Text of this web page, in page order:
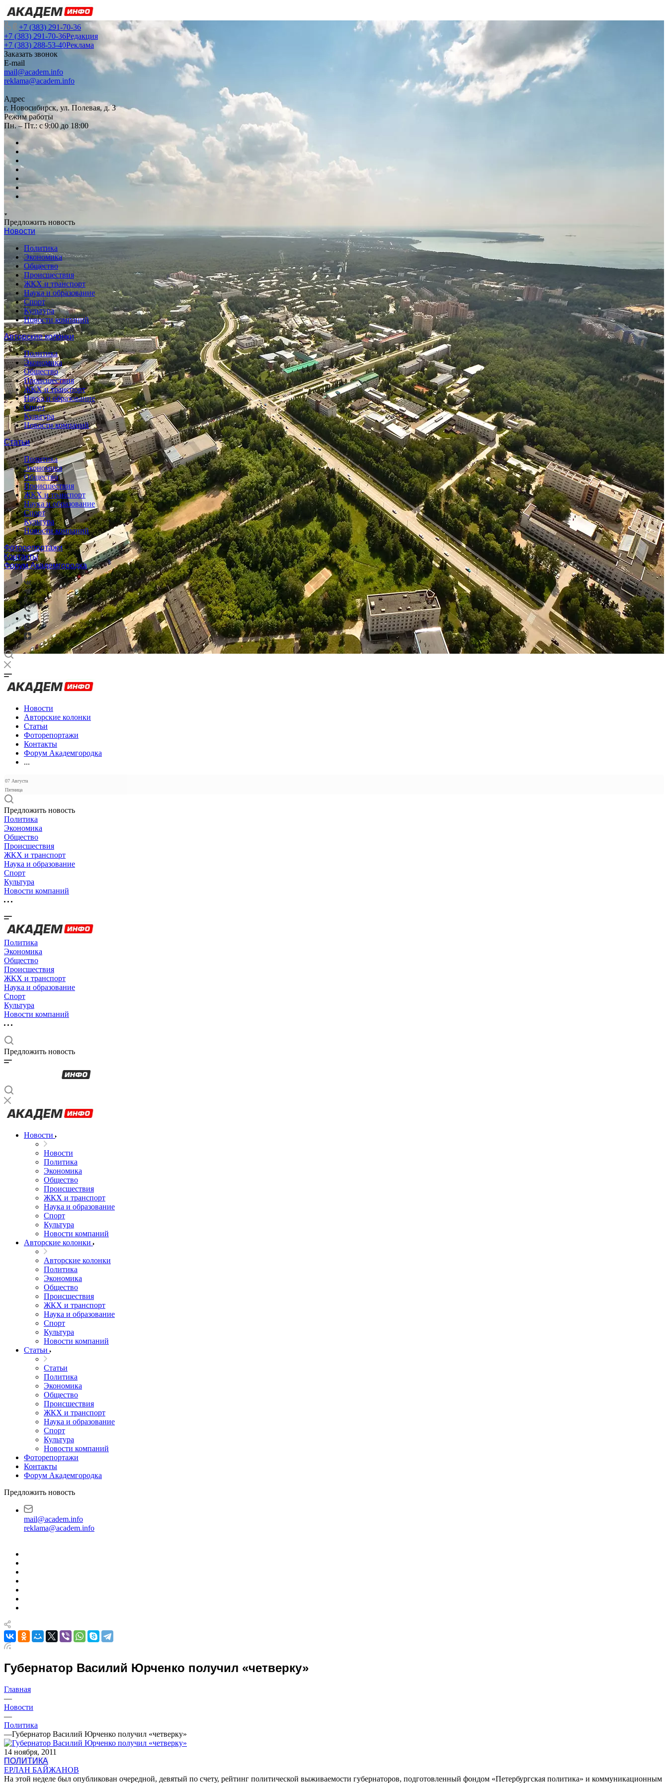
+7 (383) 291-70-36
+7 (383) 291-70-36Редакция
+7 (383) 288-53-40Реклама
Заказать звонок
E-mail
mail@academ.info
reklama@academ.info
Адрес
г. Новосибирск, ул. Полевая, д. 3
Режим работы
Пн. – Пт.: с 9:00 до 18:00
Предложить новость
Новости
Политика
Экономика
Общество
Происшествия
ЖКХ и транспорт
Наука и образование
Спорт
Культура
Новости компаний
Авторские колонки
Политика
Экономика
Общество
Происшествия
ЖКХ и транспорт
Наука и образование
Спорт
Культура
Новости компаний
Статьи
Политика
Экономика
Общество
Происшествия
ЖКХ и транспорт
Наука и образование
Спорт
Культура
Новости компаний
Фоторепортажи
Контакты
Форум Академгородка
Новости
Авторские колонки
Статьи
Фоторепортажи
Контакты
Форум Академгородка
...
07 Августа
Пятница
Предложить новость
Политика
Экономика
Общество
Происшествия
ЖКХ и транспорт
Наука и образование
Спорт
Культура
Новости компаний
Политика
Экономика
Общество
Происшествия
ЖКХ и транспорт
Наука и образование
Спорт
Культура
Новости компаний
Предложить новость
Новости
Новости
Политика
Экономика
Общество
Происшествия
ЖКХ и транспорт
Наука и образование
Спорт
Культура
Новости компаний
Авторские колонки
Авторские колонки
Политика
Экономика
Общество
Происшествия
ЖКХ и транспорт
Наука и образование
Спорт
Культура
Новости компаний
Статьи
Статьи
Политика
Экономика
Общество
Происшествия
ЖКХ и транспорт
Наука и образование
Спорт
Культура
Новости компаний
Фоторепортажи
Контакты
Форум Академгородка
Предложить новость
mail@academ.info
reklama@academ.info
Губернатор Василий Юрченко получил «четверку»
Главная
—
Новости
—
Политика
—Губернатор Василий Юрченко получил «четверку»
14 ноября, 2011
ПОЛИТИКА
ЕРЛАН БАЙЖАНОВ
На этой неделе был опубликован очередной, девятый по счету, рейтинг политической выживаемости губернаторов, подготовленный фондом «Петербургская политика» и коммуникационным